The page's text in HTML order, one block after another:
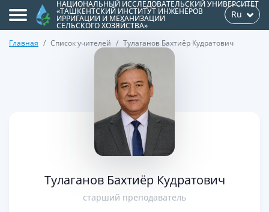
НАЦИОНАЛЬНЫЙ ИССЛЕДОВАТЕЛЬСКИЙ УНИВЕРСИТЕТ
«ТАШКЕНТСКИЙ ИНСТИТУТ ИНЖЕНЕРОВ
ИРРИГАЦИИ И МЕХАНИЗАЦИИ
СЕЛЬСКОГО ХОЗЯЙСТВА»
Ru
Главная Список учителей Тулаганов Бахтиёр Кудратович
Тулаганов Бахтиёр Кудратович
старший преподаватель